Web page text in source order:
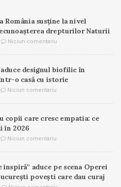
România susține la nivel
drepturilor Naturii
Niciun comentariu
designul biofilic în
o casă cu istorie
Niciun comentariu
copii care cresc empatia: ce
în 2026
Niciun comentariu
inspiră” aduce pe scena Operei
povești care dau curaj